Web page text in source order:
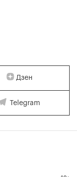
Дзен
Telegram